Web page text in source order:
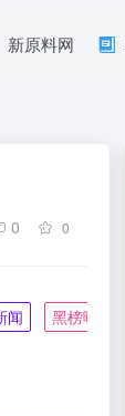
新原料网
0 0
闻 黑榜曝光台